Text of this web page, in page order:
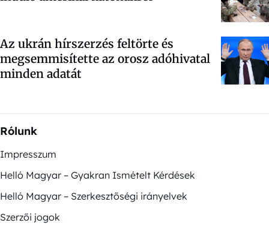
Az ukrán hírszerzés feltörte és
megsemmisítette az orosz adóhivatal
minden adatát
Rólunk
Impresszum
Helló Magyar – Gyakran Ismételt Kérdések
Helló Magyar – Szerkesztőségi irányelvek
Szerzői jogok